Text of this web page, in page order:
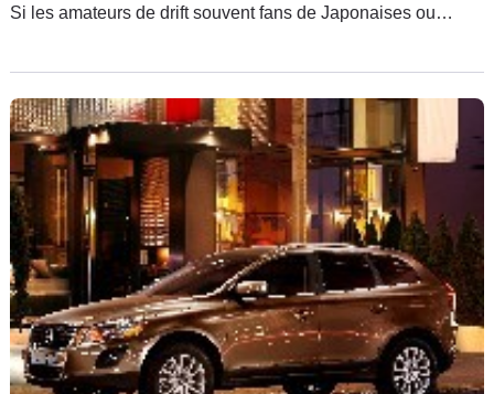
Si les amateurs de drift souvent fans de Japonaises ou
être épargnés, nous avons découvert il y a quelque temps
que ça n'était pas le cas. Revenons sur cette pratique assez
étonnante du burnout Diesel et de son panache de fumée
noir et blanc que l'on sait désormais cancérigène !